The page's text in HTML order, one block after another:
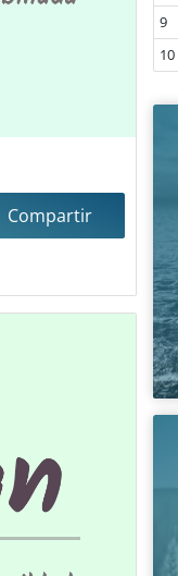
Compartir
9
10